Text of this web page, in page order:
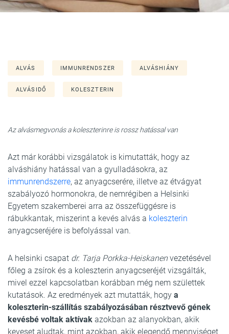
ALVÁS IMMUNRENDSZER ALVÁSHIÁNY
ALVÁSIDŐ KOLESZTERIN
Az alvásmegvonás a koleszterinre is rossz hatással van
Azt már korábbi vizsgálatok is kimutatták, hogy az
alváshiány hatással van a gyulladásokra, az
immunrendszerre, az anyagcserére, illetve az étvágyat
szabályozó hormonokra, de nemrégiben a Helsinki
Egyetem szakemberei arra az összefüggésre is
rábukkantak, miszerint a kevés alvás a koleszterin
anyagcseréjére is befolyással van.
A helsinki csapat dr. Tarja Porkka-Heiskanen vezetésével
főleg a zsírok és a koleszterin anyagcseréjét vizsgálták,
mivel ezzel kapcsolatban korábban még nem születtek
kutatások. Az eredmények azt mutatták, hogy a
koleszterin-szállítás szabályozásában résztvevő gének
kevésbé voltak aktívak azokban az alanyokban, akik
keveset aludtak, mint azokban, akik elegendő mennyiséget